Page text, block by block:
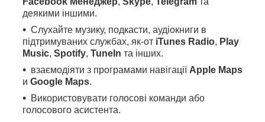
деякими іншими.
Слухайте музику, подкасти, аудіокниги в
підтримуваних службах, як-от iTunes Radio, Play
Music, Spotify, TuneIn та інших.
взаємодіяти з програмами навігаціїApple Maps
и Google Maps.
Використовувати голосові команди або
голосового асистента.